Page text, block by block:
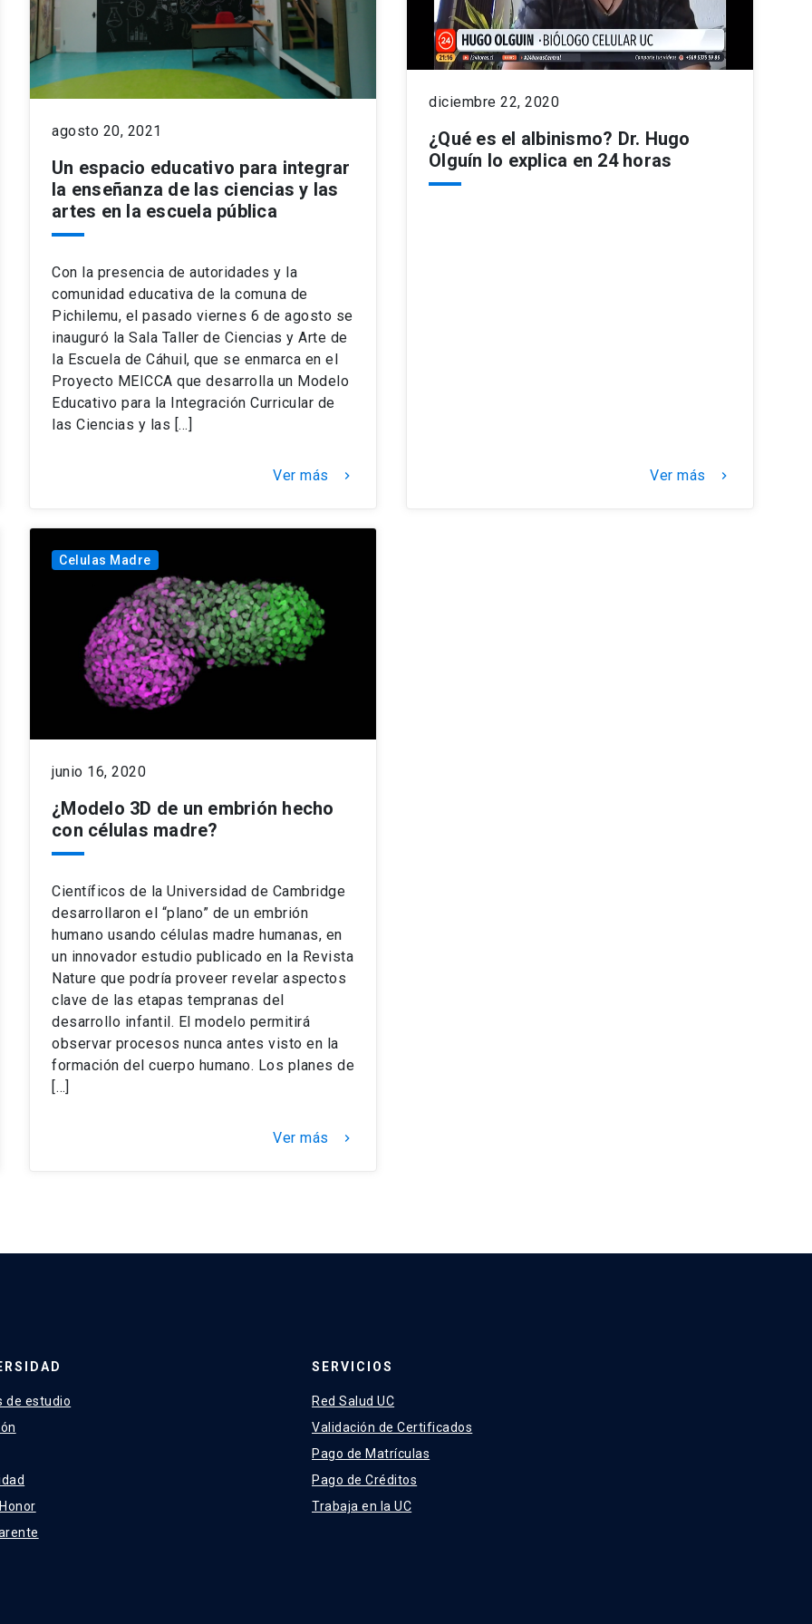
agosto 20, 2021
Un espacio educativo para integrar
la enseñanza de las ciencias y las
artes en la escuela pública
Con la presencia de autoridades y la
comunidad educativa de la comuna de
Pichilemu, el pasado viernes 6 de agosto se
inauguró la Sala Taller de Ciencias y Arte de
la Escuela de Cáhuil, que se enmarca en el
Proyecto MEICCA que desarrolla un Modelo
Educativo para la Integración Curricular de
las Ciencias y las […]
Ver más keyboard_arrow_right
diciembre 22, 2020
¿Qué es el albinismo? Dr. Hugo
Olguín lo explica en 24 horas
Ver más keyboard_arrow_right
Celulas Madre
junio 16, 2020
¿Modelo 3D de un embrión hecho
con células madre?
Científicos de la Universidad de Cambridge
desarrollaron el “plano” de un embrión
humano usando células madre humanas, en
un innovador estudio publicado en la Revista
Nature que podría proveer revelar aspectos
clave de las etapas tempranas del
desarrollo infantil. El modelo permitirá
observar procesos nunca antes visto en la
formación del cuerpo humano. Los planes de
[…]
Ver más keyboard_arrow_right
de estudio
SERVICIOS
Red Salud UC
Validación de Certificados
Pago de Matrículas
Pago de Créditos
Trabaja en la UC